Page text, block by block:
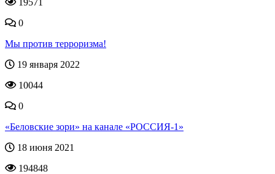
19571
0
Мы против терроризма!
19 января 2022
10044
0
«Беловские зори» на канале «РОССИЯ-1»
18 июня 2021
194848